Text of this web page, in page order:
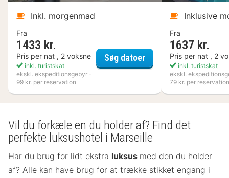
Inkl. morgenmad
Fra
1433 kr.
Pris per nat , 2 voksne
inkl. turistskat
ekskl. ekspeditionsgebyr -
99 kr. per reservation
Søg datoerVarbergs Kusthotell
Inklusive
Fra
1637 kr.
Pris per nat , 2
inkl. turistskat
ekskl.
79 kr. per reservation
Vil du forkæle en du holder af? Find det
perfekte luksushotel i Marseille
Har du brug for lidt ekstra luksus med den du holder
af? Alle kan have brug for at trække stikket engang i